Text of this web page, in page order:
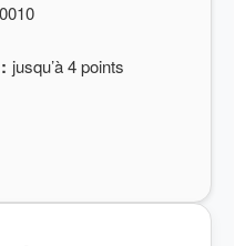
jusqu’à 4 points